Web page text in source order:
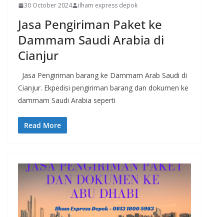
30 October 2024 ilham express depok
Jasa Pengiriman Paket ke
Dammam Saudi Arabia di
Cianjur
Jasa Pengiriman barang ke Dammam Arab Saudi di
Cianjur. Ekpedisi pengiriman barang dan dokumen ke
dammam Saudi Arabia seperti
Read More